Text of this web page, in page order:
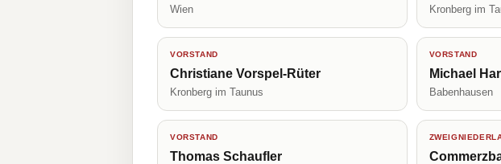
Wien Kronberg im
VORSTAND
Christiane Vorspel-Rüter
Kronberg im Taunus
VORSTAND
Michael
Babenhausen
VORSTAND
Thomas Schaufler